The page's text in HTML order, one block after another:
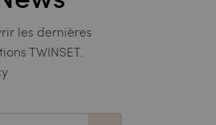
les dernières
TWINSET.